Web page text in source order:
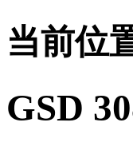
当前位
GSD